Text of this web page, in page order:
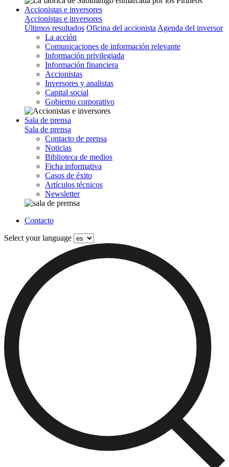
Accionistas e inversores
Accionistas e inversores
Últimos resultados Oficina del accionista Agenda del inversor
La acción
Comunicaciones de información relevante
Información privilegiada
Información financiera
Accionistas
Inversores y analistas
Capital social
Gobierno corporativo
Sala de prensa
Sala de prensa
Contacto de prensa
Noticias
Biblioteca de medios
Ficha informativa
Casos de éxito
Artículos técnicos
Newsletter
Contacto
Select your language